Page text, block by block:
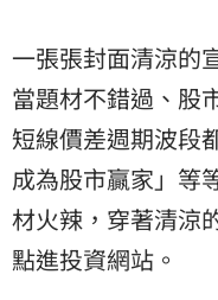
一張張封面清涼的
當題材不錯過、股
短線價差週期波段
成為股市贏家」等
材火辣，穿著清涼
點進投資網站。